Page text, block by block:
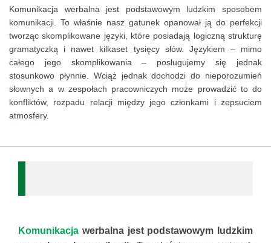
Komunikacja werbalna jest podstawowym ludzkim sposobem
komunikacji. To właśnie nasz gatunek opanował ją do perfekcji
tworząc skomplikowane języki, które posiadają logiczną strukturę
gramatyczką i nawet kilkaset tysięcy słów. Językiem – mimo
całego jego skomplikowania – posługujemy się jednak
stosunkowo płynnie. Wciąż jednak dochodzi do nieporozumień
słownych a w zespołach pracowniczych może prowadzić to do
konfliktów, rozpadu relacji między jego członkami i zepsuciem
atmosfery.
Komunikacja werbalna jest podstawowym ludzkim